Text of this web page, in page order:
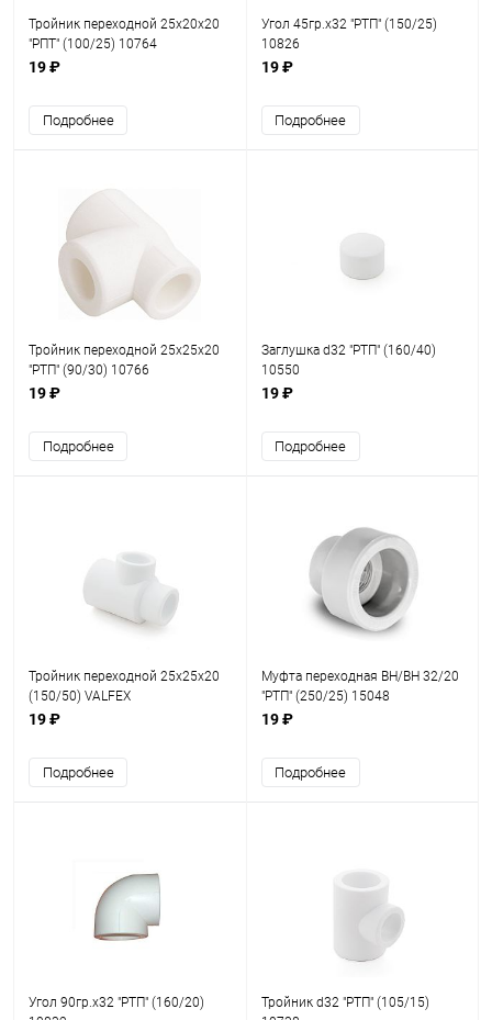
Тройник переходной 25х20х20
"РПТ" (100/25) 10764
19 ₽
Подробнее
Угол 45гр.х32 "РТП" (150/25)
10826
19 ₽
Подробнее
Тройник переходной 25х25х20
"РТП" (90/30) 10766
19 ₽
Подробнее
Заглушка d32 "РТП" (160/40)
10550
19 ₽
Подробнее
Тройник переходной 25х25х20
(150/50) VALFEX
19 ₽
Подробнее
Муфта переходная ВН/ВН 32/20
"РТП" (250/25) 15048
19 ₽
Подробнее
Угол 90гр.х32 "РТП" (160/20)
Тройник d32 "РТП" (105/15)